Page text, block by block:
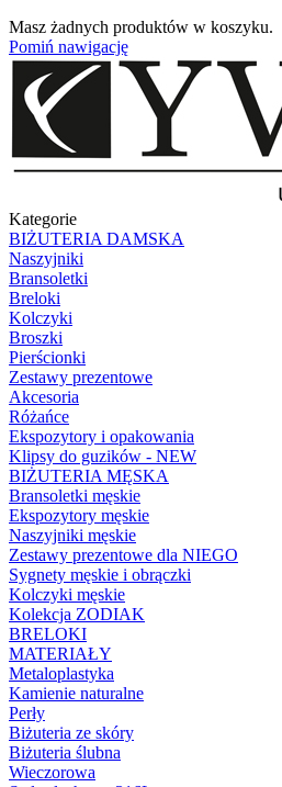
Masz żadnych produktów w koszyku.
Pomiń nawigację
Kategorie
BIŻUTERIA DAMSKA
Naszyjniki
Bransoletki
Breloki
Kolczyki
Broszki
Pierścionki
Zestawy prezentowe
Akcesoria
Różańce
Ekspozytory i opakowania
Klipsy do guzików - NEW
BIŻUTERIA MĘSKA
Bransoletki męskie
Ekspozytory męskie
Naszyjniki męskie
Zestawy prezentowe dla NIEGO
Sygnety męskie i obrączki
Kolczyki męskie
Kolekcja ZODIAK
BRELOKI
MATERIAŁY
Metaloplastyka
Kamienie naturalne
Perły
Biżuteria ze skóry
Biżuteria ślubna
Wieczorowa